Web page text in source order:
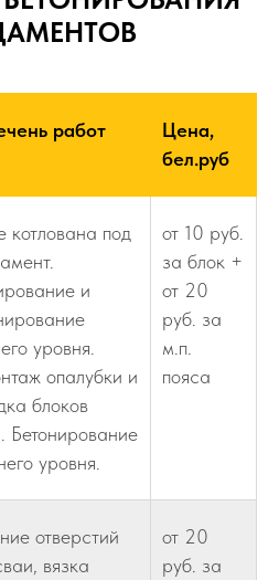
работ
Цена,
бел.руб
котлована под
и
уровня.
опалубки и
блоков
уровня.
от 10 руб.
за блок +
от 20
руб. за
м.п.
пояса
отверстий
вязка
от 20
руб. за